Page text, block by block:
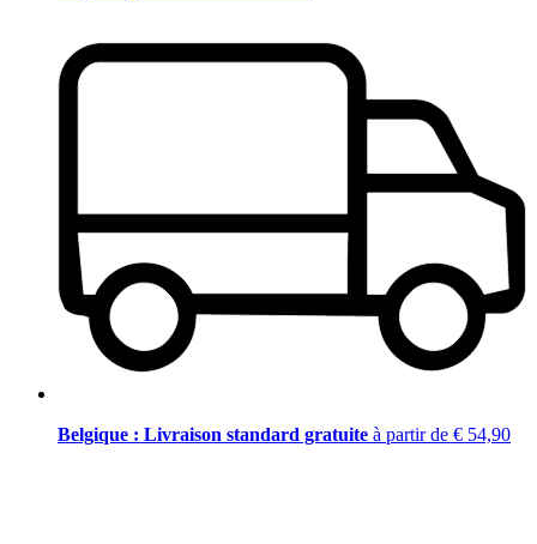
Belgique : Livraison standard gratuite à partir de € 54,90